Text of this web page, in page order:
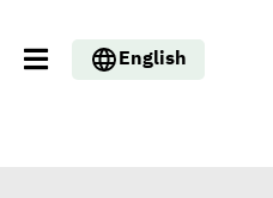
English